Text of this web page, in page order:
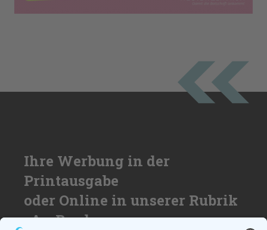
Ihre Werbung in der
Printausgabe
oder Online in unserer Rubrik
»An Bord«